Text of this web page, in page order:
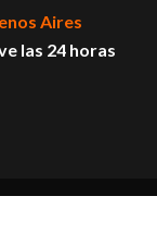
Aires
las 24 horas